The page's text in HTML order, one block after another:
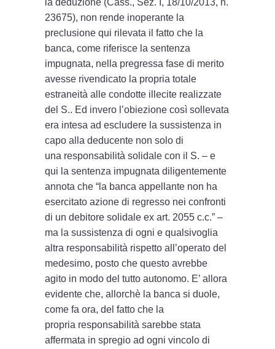
23675), non rende inoperante la
preclusione qui rilevata il fatto che la
banca, come riferisce la sentenza
impugnata, nella pregressa fase di merito
avesse rivendicato la propria totale
estraneità alle condotte illecite realizzate
del S.. Ed invero l’obiezione così sollevata
era intesa ad escludere la sussistenza in
capo alla deducente non solo di
una responsabilità solidale con il S. – e
qui la sentenza impugnata diligentemente
annota che “la banca appellante non ha
esercitato azione di regresso nei confronti
di un debitore solidale ex art. 2055 c.c.” –
ma la sussistenza di ogni e qualsivoglia
altra responsabilità rispetto all’operato del
medesimo, posto che questo avrebbe
agito in modo del tutto autonomo. E’ allora
evidente che, allorchè la banca si duole,
come fa ora, del fatto che la
propria responsabilità sarebbe stata
affermata in spregio ad ogni vincolo di